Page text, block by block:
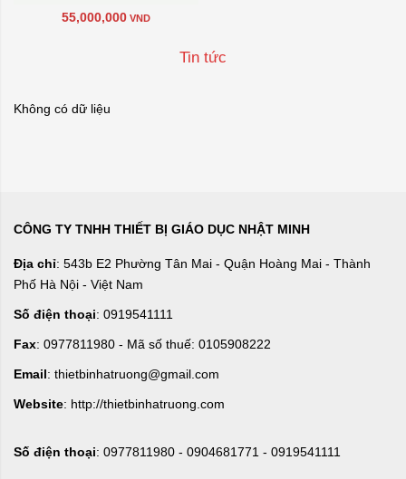
55,000,000 VND
Tin tức
Không có dữ liệu
CÔNG TY TNHH THIẾT BỊ GIÁO DỤC NHẬT MINH
Địa chỉ: 543b E2 Phường Tân Mai - Quận Hoàng Mai - Thành
Phố Hà Nội - Việt Nam
Số điện thoại: 0919541111
Fax: 0977811980 - Mã số thuế: 0105908222
Email: thietbinhatruong@gmail.com
Website: http://thietbinhatruong.com
Số điện thoại: 0977811980 - 0904681771 - 0919541111